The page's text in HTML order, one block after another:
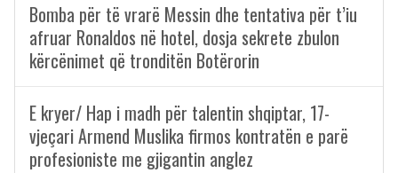
Bomba për të vrarë Messin dhe tentativa për t’iu
afruar Ronaldos në hotel, dosja sekrete zbulon
kërcënimet që tronditën Botërorin
E kryer/ Hap i madh për talentin shqiptar, 17-
vjeçari Armend Muslika firmos kontratën e parë
profesioniste me gjigantin anglez